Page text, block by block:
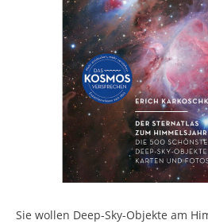
Sie wollen Deep-Sky-Objekte am